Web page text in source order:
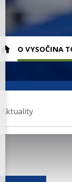
HlavníO VYSOČINA
Aktuality